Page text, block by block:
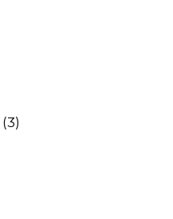
(3)